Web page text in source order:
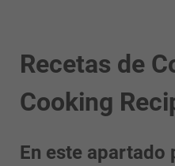
Recetas de
Cooking
En este apartado